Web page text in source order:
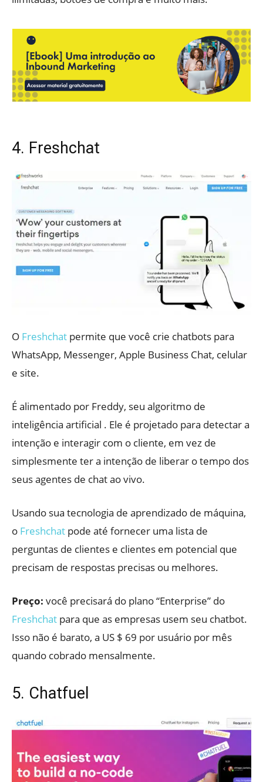
4. Freshchat
O Freshchat permite que você crie chatbots para
WhatsApp, Messenger, Apple Business Chat, celular
e site.
É alimentado por Freddy, seu algoritmo de
inteligência artificial . Ele é projetado para detectar a
intenção e interagir com o cliente, em vez de
simplesmente ter a intenção de liberar o tempo dos
seus agentes de chat ao vivo.
Usando sua tecnologia de aprendizado de máquina,
o Freshchat pode até fornecer uma lista de
perguntas de clientes e clientes em potencial que
precisam de respostas precisas ou melhores.
Preço: você precisará do plano “Enterprise” do
Freshchat para que as empresas usem seu chatbot.
Isso não é barato, a US $ 69 por usuário por mês
quando cobrado mensalmente.
5. Chatfuel